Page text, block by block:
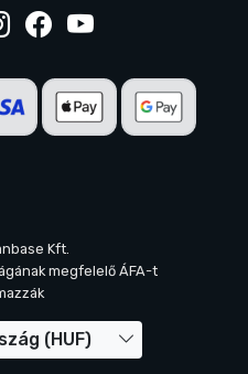
Kft.
megfelelő ÁFA-t
(HUF)